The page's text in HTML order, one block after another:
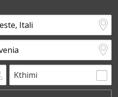
Kthimi